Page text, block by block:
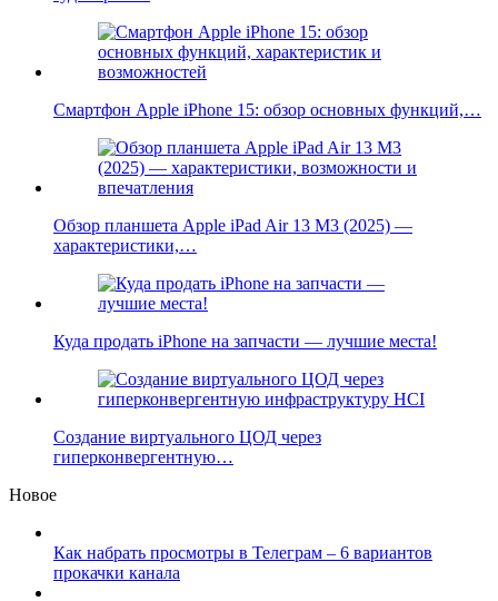
Смартфон Apple iPhone 15: обзор основных функций,…
Обзор планшета Apple iPad Air 13 M3 (2025) —
характеристики,…
Куда продать iPhone на запчасти — лучшие места!
Создание виртуального ЦОД через
гиперконвергентную…
Новое
Как набрать просмотры в Телеграм – 6 вариантов
прокачки канала